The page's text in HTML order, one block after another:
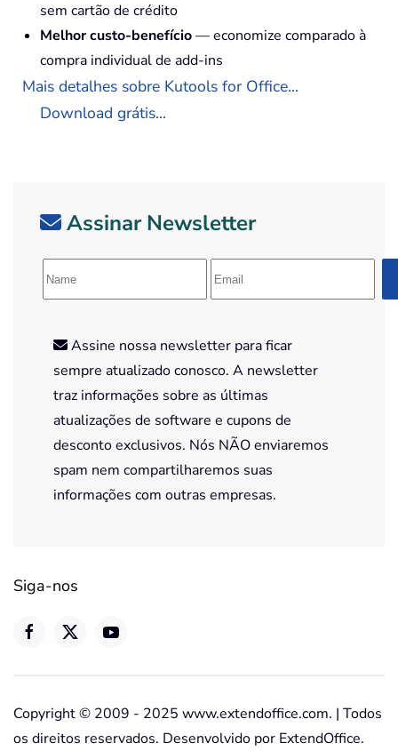
sem cartão de crédito
Melhor custo-benefício— economize comparado à
compra individual de add-ins
Mais detalhes sobre Kutools for Office...
Download grátis...
Assinar Newsletter
Assine nossa newsletter para ficar
sempre atualizado conosco. A newsletter
traz informações sobre as últimas
atualizações de software e cupons de
desconto exclusivos. Nós NÃO enviaremos
spam nem compartilharemos suas
informações com outras empresas.
Siga-nos
Copyright © 2009 - 2025 www.extendoffice.com. | Todos
os direitos reservados. Desenvolvido por ExtendOffice.